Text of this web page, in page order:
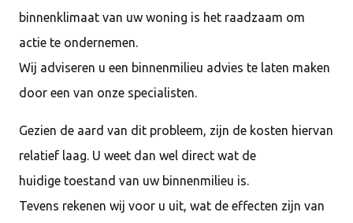
binnenklimaat van uw woning is het raadzaam om
actie te ondernemen.
Wij adviseren u een binnenmilieu advies te laten maken
door een van onze specialisten.
Gezien de aard van dit probleem, zijn de kosten hiervan
relatief laag. U weet dan wel direct wat de
huidige toestand van uw binnenmilieu is.
Tevens rekenen wij voor u uit, wat de effecten zijn van